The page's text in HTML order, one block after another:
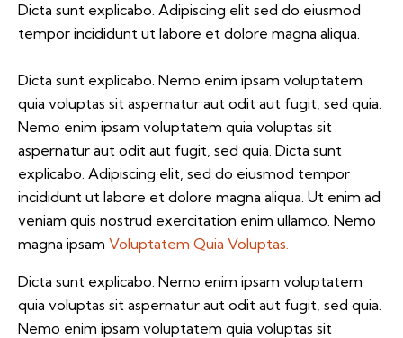
Dicta sunt explicabo. Adipiscing elit sed do eiusmod
tempor incididunt ut labore et dolore magna aliqua.
Dicta sunt explicabo. Nemo enim ipsam voluptatem
quia voluptas sit aspernatur aut odit aut fugit, sed quia.
Nemo enim ipsam voluptatem quia voluptas sit
aspernatur aut odit aut fugit, sed quia. Dicta sunt
explicabo. Adipiscing elit, sed do eiusmod tempor
incididunt ut labore et dolore magna aliqua. Ut enim ad
veniam quis nostrud exercitation enim ullamco. Nemo
magna ipsam Voluptatem Quia Voluptas.
Dicta sunt explicabo. Nemo enim ipsam voluptatem
quia voluptas sit aspernatur aut odit aut fugit, sed quia.
Nemo enim ipsam voluptatem quia voluptas sit